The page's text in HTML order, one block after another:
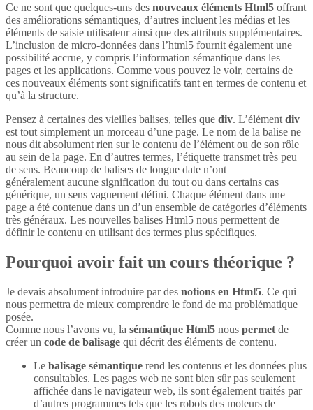
Ce ne sont que quelques-uns des nouveaux éléments Html5 offrant
des améliorations sémantiques, d’autres incluent les médias et les
éléments de saisie utilisateur ainsi que des attributs supplémentaires.
L’inclusion de micro-données dans l’html5 fournit également une
possibilité accrue, y compris l’information sémantique dans les
pages et les applications. Comme vous pouvez le voir, certains de
ces nouveaux éléments sont significatifs tant en termes de contenu et
qu’à la structure.
Pensez à certaines des vieilles balises, telles que div. L’élément div
est tout simplement un morceau d’une page. Le nom de la balise ne
nous dit absolument rien sur le contenu de l’élément ou de son rôle
au sein de la page. En d’autres termes, l’étiquette transmet très peu
de sens. Beaucoup de balises de longue date n’ont
généralement aucune signification du tout ou dans certains cas
générique, un sens vaguement défini. Chaque élément dans une
page a été contenue dans un d’un ensemble de catégories d’éléments
très généraux. Les nouvelles balises Html5 nous permettent de
définir le contenu en utilisant des termes plus spécifiques.
Pourquoi avoir fait un cours théorique ?
Je devais absolument introduire par des notions en Html5. Ce qui
nous permettra de mieux comprendre le fond de ma problématique
posée.
Comme nous l’avons vu, la sémantique Html5 nous permet de
créer un code de balisage qui décrit des éléments de contenu.
Le balisage sémantique rend les contenus et les données plus
consultables. Les pages web ne sont bien sûr pas seulement
affichée dans le navigateur web, ils sont également traités par
d’autres programmes tels que les robots des moteurs de